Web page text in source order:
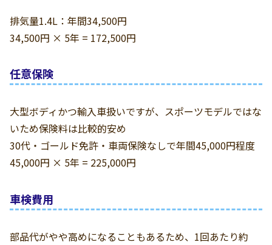
排気量1.4L：年間34,500円
34,500円 × 5年 = 172,500円
任意保険
大型ボディかつ輸入車扱いですが、スポーツモデルではな
いため保険料は比較的安め
30代・ゴールド免許・車両保険なしで年間45,000円程度
45,000円 × 5年 = 225,000円
車検費用
部品代がやや高めになることもあるため、1回あたり約